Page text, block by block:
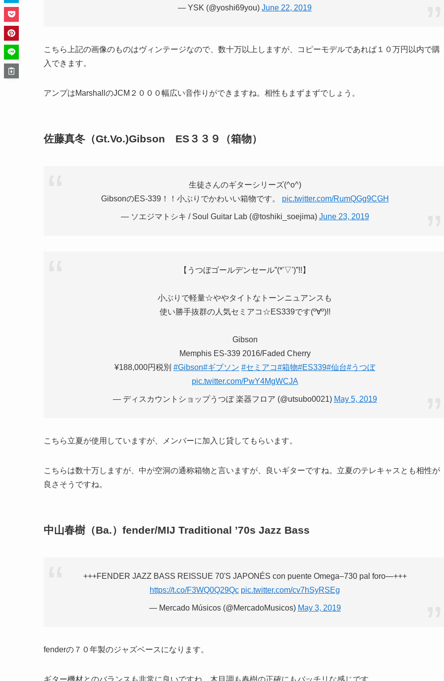
— YSK (@yoshi69you) June 22, 2019
こちら上記の画像のものはヴィンテージなので、数十万以上しますが、コピーモデルであれば１０万円以内で購
入できます。
アンプはMarshallのJCM２０００幅広い音作りができますね。相性もまずまずでしょう。
佐藤真冬（Gt.Vo.)Gibson ES３３９（箱物）
生徒さんのギターシリーズ(^o^)
GibsonのES-339！！小ぶりでかわいい箱物です。 pic.twitter.com/RumQGg9CGH
— ソエジマトシキ / Soul Guitar Lab (@toshiki_soejima) June 23, 2019
【うつぼゴールデンセール”(*'▽')”!!】
小ぶりで軽量☆ややタイトなトーンニュアンスも
使い勝手抜群の人気セミアコ☆ES339です(º∀º)!!
Gibson
Memphis ES-339 2016/Faded Cherry
¥188,000円税別 #Gibson#ギブソン #セミアコ#箱物#ES339#仙台#うつぼ
pic.twitter.com/PwY4MgWCJA
— ディスカウントショップうつぼ 楽器フロア (@utsubo0021) May 5, 2019
こちら立夏が使用していますが、メンバーに加入じ貸してもらいます。
こちらは数十万しますが、中が空洞の通称箱物と言いますが、良いギターですね。立夏のテレキャスとも相性が
良さそうですね。
中山春樹（Ba.）fender/MIJ Traditional ’70s Jazz Bass
+++FENDER JAZZ BASS REISSUE 70'S JAPONÉS con puente Omega–730 pal foro—+++
https://t.co/F3WQ0Q29Qc pic.twitter.com/cv7hSyRSEg
— Mercado Músicos (@MercadoMusicos) May 3, 2019
fenderの７０年製のジャズベースになります。